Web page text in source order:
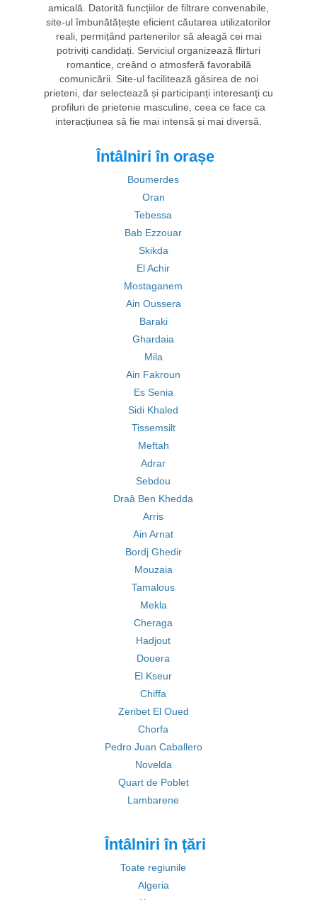
amicală. Datorită funcțiilor de filtrare convenabile,
site-ul îmbunătățește eficient căutarea utilizatorilor
reali, permițând partenerilor să aleagă cei mai
potriviți candidați. Serviciul organizează flirturi
romantice, creând o atmosferă favorabilă
comunicării. Site-ul facilitează găsirea de noi
prieteni, dar selectează și participanți interesanți cu
profiluri de prietenie masculine, ceea ce face ca
interacțiunea să fie mai intensă și mai diversă.
Întâlniri în orașe
Boumerdes
Oran
Tebessa
Bab Ezzouar
Skikda
El Achir
Mostaganem
Ain Oussera
Baraki
Ghardaia
Mila
Ain Fakroun
Es Senia
Sidi Khaled
Tissemsilt
Meftah
Adrar
Sebdou
Draâ Ben Khedda
Arris
Ain Arnat
Bordj Ghedir
Mouzaia
Tamalous
Mekla
Cheraga
Hadjout
Douera
El Kseur
Chiffa
Zeribet El Oued
Chorfa
Pedro Juan Caballero
Novelda
Quart de Poblet
Lambarene
Întâlniri în țări
Toate regiunile
Algeria